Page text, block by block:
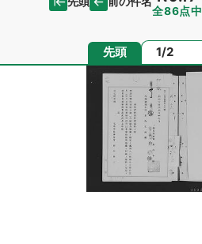
全86点中
先頭 ページ